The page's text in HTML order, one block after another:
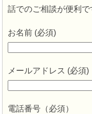
話でのご相談が便利で
お名前 (必須)
メールアドレス (必須)
電話番号（必須）